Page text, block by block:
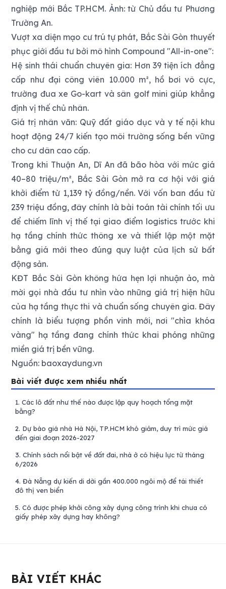
nghiệp mới Bắc TP.HCM. Ảnh: từ Chủ đầu tư Phương
Trường An.
Vượt xa diện mạo cư trú tự phát, Bắc Sài Gòn thuyết
phục giới đầu tư bởi mô hình Compound "All-in-one":
Hệ sinh thái chuẩn chuyên gia: Hơn 39 tiện ích đẳng
cấp như đại công viên 10.000 m², hồ bơi vô cực,
trường đua xe Go-kart và sân golf mini giúp khẳng
định vị thế chủ nhân.
Giá trị nhân văn: Quỹ đất giáo dục và y tế nội khu
hoạt động 24/7 kiến tạo môi trường sống bền vững
cho cư dân cao cấp.
Trong khi Thuận An, Dĩ An đã bão hòa với mức giá
40–80 triệu/m², Bắc Sài Gòn mở ra cơ hội với giá
khởi điểm từ 1,139 tỷ đồng/nền. Với vốn ban đầu từ
239 triệu đồng, đây chính là bài toán tài chính tối ưu
để chiếm lĩnh vị thế tại giao điểm logistics trước khi
hạ tầng chính thức thông xe và thiết lập một mặt
bằng giá mới theo đúng quy luật của lịch sử bất
động sản.
KĐT Bắc Sài Gòn không hứa hẹn lợi nhuận ảo, mà
mời gọi nhà đầu tư nhìn vào những giá trị hiện hữu
của hạ tầng thực thi và chuẩn sống chuyên gia. Đây
chính là biểu tượng phồn vinh mới, nơi "chìa khóa
vàng" hạ tầng đang chính thức khai phóng những
miền giá trị bền vững.
Nguồn: baoxaydung.vn
Bài viết được xem nhiều nhất
1. Các lô đất như thế nào được lập quy hoạch tổng mặt
bằng?
2. Dự báo giá nhà Hà Nội, TP.HCM khó giảm, duy trì mức giá
đến giai đoạn 2026-2027
3. Chính sách nổi bật về đất đai, nhà ở có hiệu lực từ tháng
6/2026
4. Đà Nẵng dự kiến di dời gần 400.000 ngôi mộ để tái thiết
đô thị ven biển
5. Có được phép khởi công xây dựng công trình khi chưa có
giấy phép xây dựng hay không?
BÀI VIẾT KHÁC